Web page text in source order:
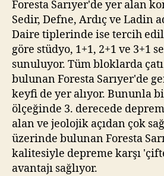
Foresta Sarıyer'de yer alan
Sedir, Defne, Ardıç ve Ladin
Daire tiplerinde ise tercih
göre stüdyo, 1+1, 2+1 ve 3+1
sunuluyor. Tüm bloklarda
bulunan Foresta Sarıyer'de
keyfi de yer alıyor. Bununla
ölçeğinde 3. derecede
alan ve jeolojik açıdan çok
üzerinde bulunan Foresta
kalitesiyle depreme karşı
avantajı sağlıyor.